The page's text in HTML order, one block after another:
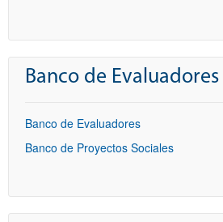
Banco de Evaluadores
Banco de Evaluadores
Banco de Proyectos Sociales